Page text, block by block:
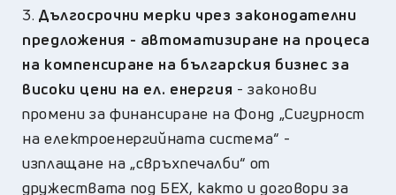
3. Дългосрочни мерки чрез законодателни
предложения - автоматизиране на процеса
на компенсиране на българския бизнес за
високи цени на ел. енергия - законови
промени за финансиране на Фонд „Сигурност
на електроенергийната система“ -
изплащане на „свръхпечалби“ от
дружествата под БЕХ, както и договори за